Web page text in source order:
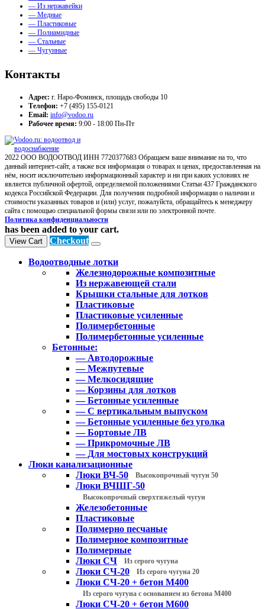
— Из нержавейки
— Медные
— Пластиковые
— Полиамидные
— Стальные
— Чугунные
Контакты
Адрес: г. Наро-Фоминск, площадь свободы 10
Телефон: +7 (495) 155-0121
Email: info@vodoo.ru
Рабочее время: 9:00 - 18:00 Пн-Пт
2022 ООО ВОДООТВОД ИНН 7720377683 Обращаем ваше внимание на то, что
данный интернет-сайт, а также вся информация о товарах и ценах, предоставленная на
нём, носит исключительно информационный характер и ни при каких условиях не
является публичной офертой, определяемой положениями Статьи 437 Гражданского
кодекса Российской Федерации. Для получения подробной информации о наличии и
стоимости указанных товаров и (или) услуг, пожалуйста, обращайтесь к менеджеру
сайта с помощью специальной формы связи или по электронной почте.
Политика конфиденциальности
has been added to your cart.
View Cart Checkout
Водоотводные лотки
Железнодорожные композитные
Из нержавеющей стали
Крышки стальные для лотков
Пластиковые
Пластиковые усиленные
Полимербетонные
Полимербетонные усиленные
Бетонные:
— Автодорожные
— Межпутевые
— Мелкосидящие
— Корзины для лотков
— Бетонные усиленные
— С вертикальным выпуском
— Бетонные усиленные без уголка
— Бортовые ЛВ
— Прикромочные ЛВ
— Для мостовых конструкций
Люки канализационные
Люки ВЧ-50
Высокопрочный чугун 50
Люки ВЧШГ-50
Высокопрочный сверхтяжелый чугун
Железобетонные
Пластиковые
Полимерно песчаные
Полимерное композитные
Полимерные
Люки СЧ
Из серого чугуна
Люки СЧ-20 Из серого чугуна 20
Люки СЧ-20 + бетон М400
Из серого чугуна с основанием из бетона М400
Люки СЧ-20 + бетон М600